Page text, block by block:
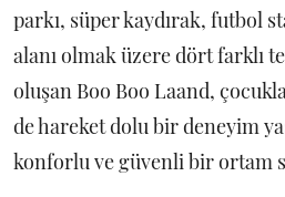
parkı, süper kaydırak, futbol
alanı olmak üzere dört farklı
oluşan Boo Boo Laand,
de hareket dolu bir deneyim
konforlu ve güvenli bir ortam